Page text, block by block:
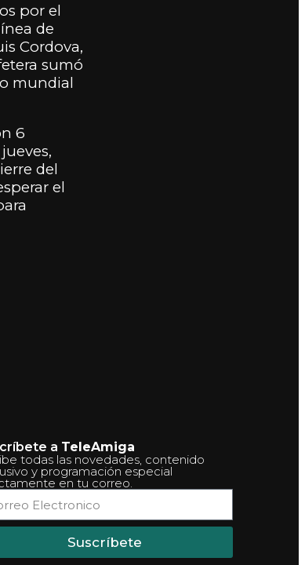
por el
de
Cordova,
sumó
mundial
6
del
el
a TeleAmiga
todas las novedades, contenido
y programación especial
en tu correo.
Suscríbete